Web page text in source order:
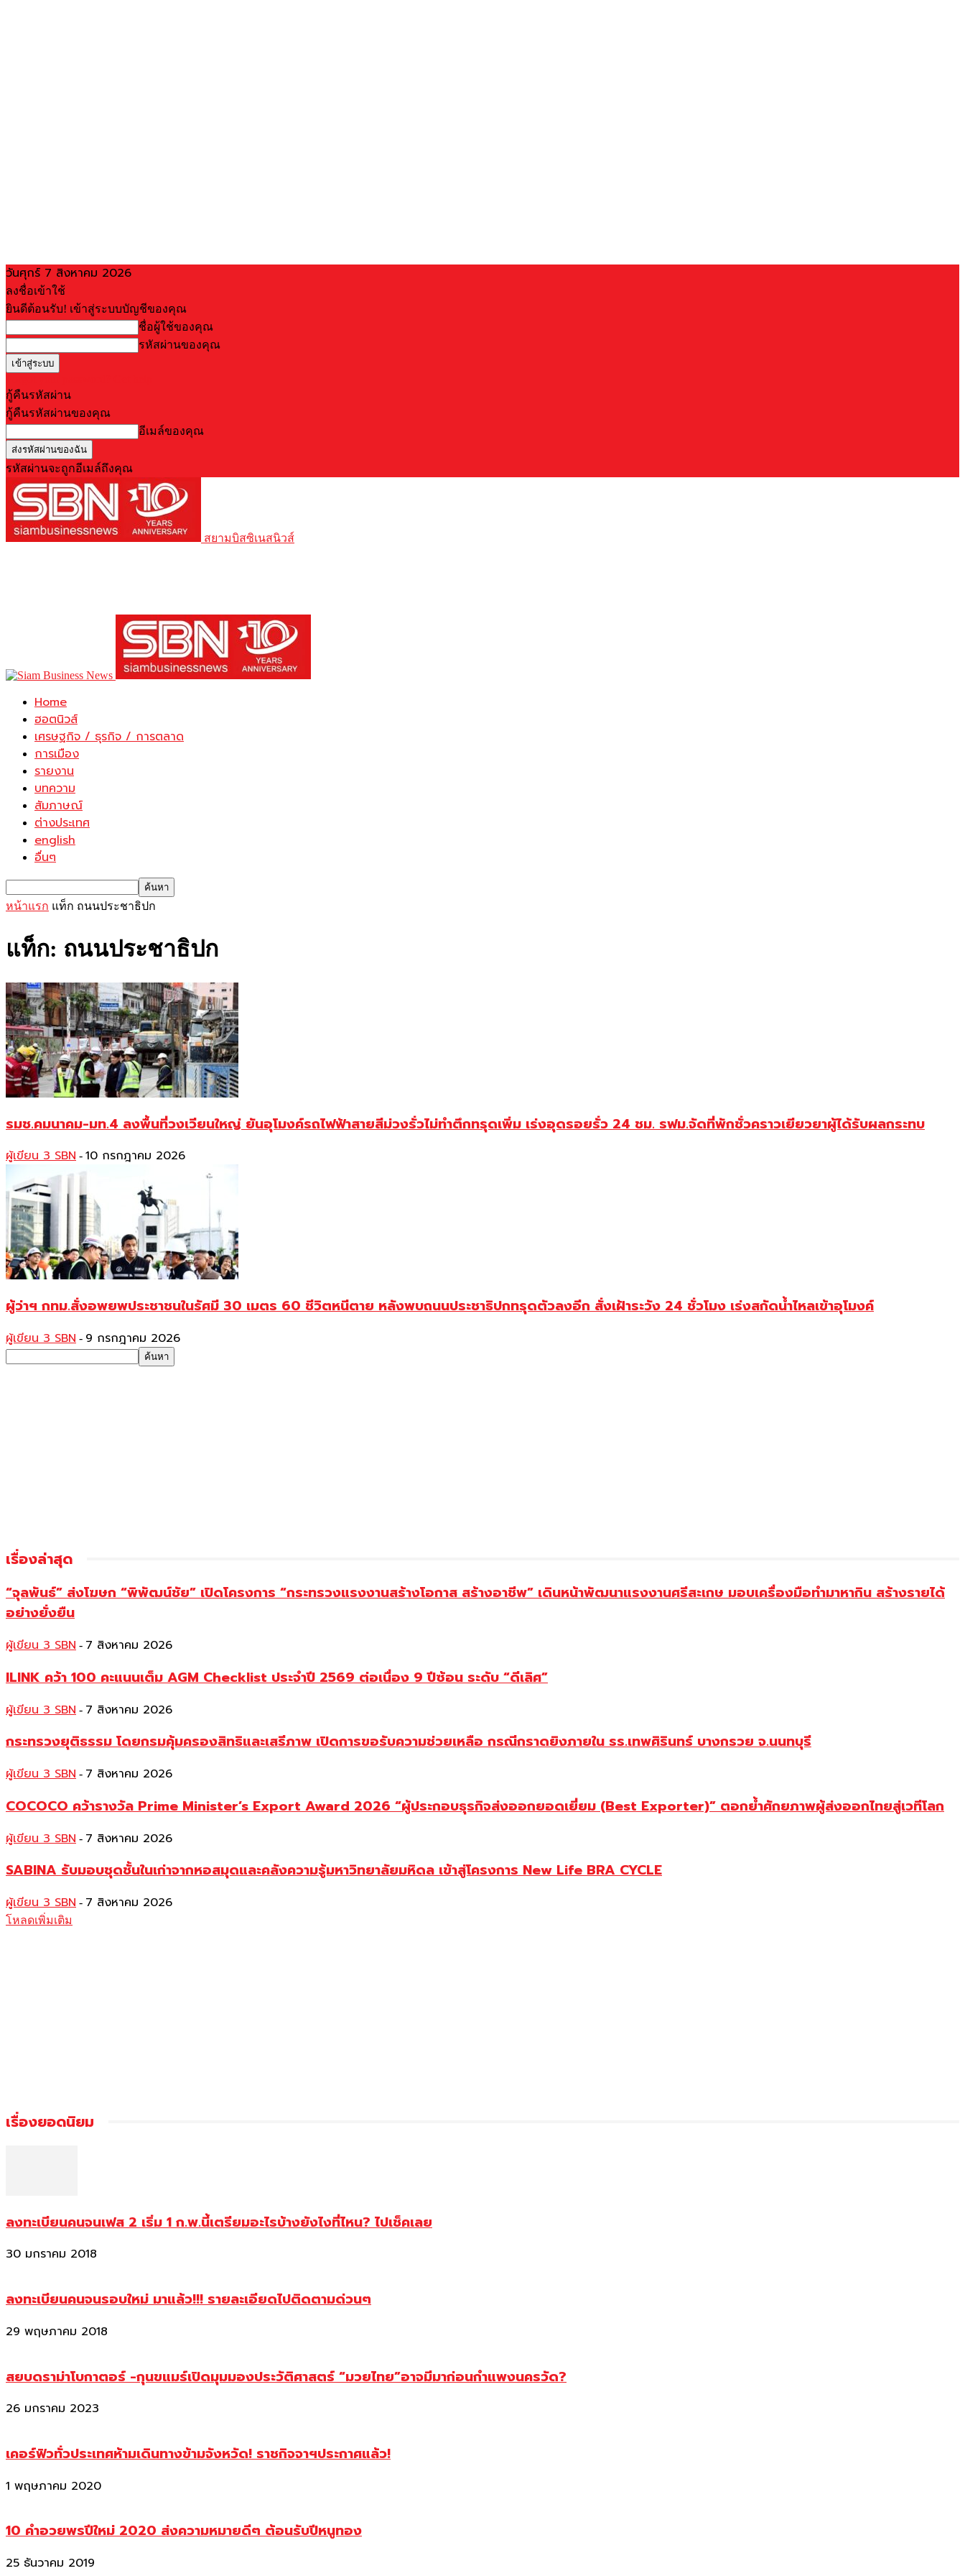
วันศุกร์ 7 สิงหาคม 2026
ลงชื่อเข้าใช้
ยินดีต้อนรับ! เข้าสู่ระบบบัญชีของคุณ
ชื่อผู้ใช้ของคุณ
รหัสผ่านของคุณ
กู้คืนรหัสผ่าน
กู้คืนรหัสผ่านของคุณ
อีเมล์ของคุณ
รหัสผ่านจะถูกอีเมล์ถึงคุณ
สยามบิสซิเนสนิวส์
Home
ฮอตนิวส์
เศรษฐกิจ / ธุรกิจ / การตลาด
การเมือง
รายงาน
บทความ
สัมภาษณ์
ต่างประเทศ
english
อื่นๆ
หน้าแรก แท็ก ถนนประชาธิปก
แท็ก: ถนนประชาธิปก
รมช.คมนาคม-มท.4 ลงพื้นที่วงเวียนใหญ่ ยันอุโมงค์รถไฟฟ้าสายสีม่วงรั่วไม่ทำตึกทรุดเพิ่ม เร่งอุดรอยรั่ว 24 ชม. รฟม.จัดที่พักชั่วคราวเยียวยาผู้ได้รับผลกระทบ
ผู้เขียน 3 SBN - 10 กรกฎาคม 2026
ผู้ว่าฯ กทม.สั่งอพยพประชาชนในรัศมี 30 เมตร 60 ชีวิตหนีตาย หลังพบถนนประชาธิปกทรุดตัวลงอีก สั่งเฝ้าระวัง 24 ชั่วโมง เร่งสกัดน้ำไหลเข้าอุโมงค์
ผู้เขียน 3 SBN - 9 กรกฎาคม 2026
เรื่องล่าสุด
“จุลพันธ์” ส่งโฆษก “พิพัฒน์ชัย” เปิดโครงการ “กระทรวงแรงงานสร้างโอกาส สร้างอาชีพ” เดินหน้าพัฒนาแรงงานศรีสะเกษ มอบเครื่องมือทำมาหากิน สร้างรายได้
อย่างยั่งยืน
ผู้เขียน 3 SBN - 7 สิงหาคม 2026
ILINK คว้า 100 คะแนนเต็ม AGM Checklist ประจำปี 2569 ต่อเนื่อง 9 ปีซ้อน ระดับ “ดีเลิศ”
ผู้เขียน 3 SBN - 7 สิงหาคม 2026
กระทรวงยุติธรรม โดยกรมคุ้มครองสิทธิและเสรีภาพ เปิดการขอรับความช่วยเหลือ กรณีกราดยิงภายใน รร.เทพศิรินทร์ บางกรวย จ.นนทบุรี
ผู้เขียน 3 SBN - 7 สิงหาคม 2026
COCOCO คว้ารางวัล Prime Minister’s Export Award 2026 “ผู้ประกอบธุรกิจส่งออกยอดเยี่ยม (Best Exporter)” ตอกย้ำศักยภาพผู้ส่งออกไทยสู่เวทีโลก
ผู้เขียน 3 SBN - 7 สิงหาคม 2026
SABINA รับมอบชุดชั้นในเก่าจากหอสมุดและคลังความรู้มหาวิทยาลัยมหิดล เข้าสู่โครงการ New Life BRA CYCLE
ผู้เขียน 3 SBN - 7 สิงหาคม 2026
โหลดเพิ่มเติม
เรื่องยอดนิยม
ลงทะเบียนคนจนเฟส 2 เริ่ม 1 ก.พ.นี้เตรียมอะไรบ้างยังไงที่ไหน? ไปเช็คเลย
30 มกราคม 2018
ลงทะเบียนคนจนรอบใหม่ มาแล้ว!!! รายละเอียดไปติดตามด่วนๆ
29 พฤษภาคม 2018
สยบดราม่าโบกาตอร์ -กุนขแมร์เปิดมุมมองประวัติศาสตร์ “มวยไทย”อาจมีมาก่อนกำแพงนครวัด?
26 มกราคม 2023
เคอร์ฟิวทั่วประเทศห้ามเดินทางข้ามจังหวัด! ราชกิจจาฯประกาศแล้ว!
1 พฤษภาคม 2020
10 คำอวยพรปีใหม่ 2020 ส่งความหมายดีๆ ต้อนรับปีหนูทอง
25 ธันวาคม 2019